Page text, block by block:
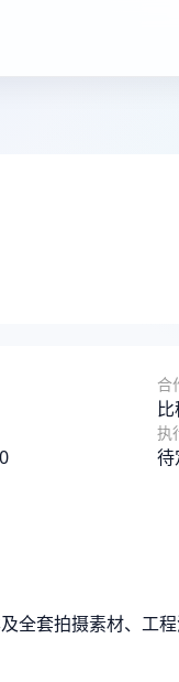
合
执
待
全套拍摄素材、工程